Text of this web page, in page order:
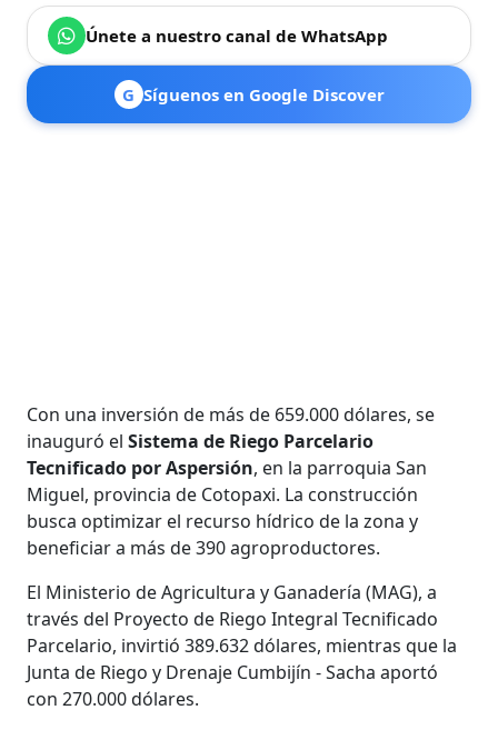
Únete a nuestro canal de WhatsApp
G Síguenos en Google Discover
Con una inversión de más de 659.000 dólares, se
inauguró elSistema de Riego Parcelario
Tecnificado por Aspersión, en la parroquia San
Miguel, provincia de Cotopaxi. La construcción
busca optimizar el recurso hídrico de la zona y
beneficiar a más de 390 agroproductores.
El Ministerio de Agricultura y Ganadería (MAG), a
través del Proyecto de Riego Integral Tecnificado
Parcelario, invirtió 389.632 dólares, mientras que la
Junta de Riego y Drenaje Cumbijín - Sacha aportó
con 270.000 dólares.